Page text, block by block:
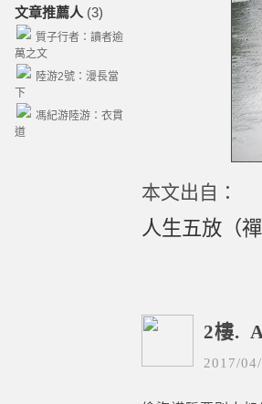
文章推薦人 (3)
質子行者：讀者逾
萬之文
陸游2號：漫長當
下
馮紀游陸游：衣貫
道
本文出自：
人生五放（禪
2樓.
2017/04/